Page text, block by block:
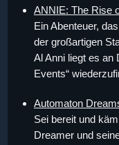
ANNIE: The Rise
Ein Abenteuer,
der großartigen
Al Anni liegt es an
Events“
Automaton
Sei bereit und
Dreamer und